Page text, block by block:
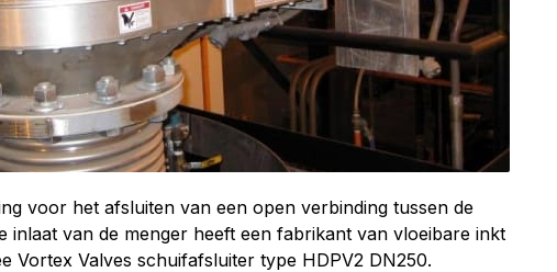
voor het afsluiten van een open verbinding tussen de
inlaat van de menger heeft een fabrikant van vloeibare inkt
Vortex Valves schuifafsluiter type HDPV2 DN250.